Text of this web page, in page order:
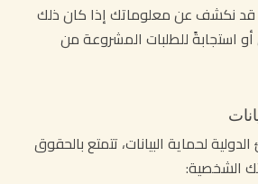
قد نكشف عن معلوماتك إذا كان ذلك
استجابةً للطلبات المشروعة من
لحماية البيانات، تتمتع بالحقوق
الشخصية: